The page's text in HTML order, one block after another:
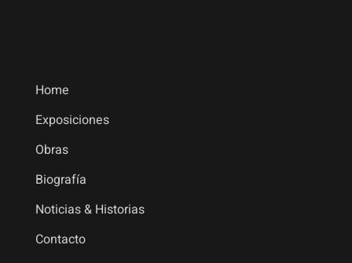
Home
Exposiciones
Obras
Biografía
Noticias & Historias
Contacto